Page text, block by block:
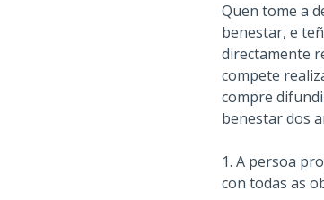
Quen tome a
benestar, e
directamente
compete
compre
benestar dos
1. A persoa
con todas as